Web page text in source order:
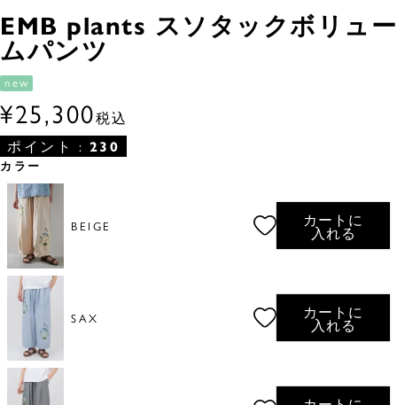
EMB plants スソタックボリュー
ムパンツ
new
¥25,300税込
ポイント : 230
カラー
BEIGE
カートに
入れる
SAX
カートに
入れる